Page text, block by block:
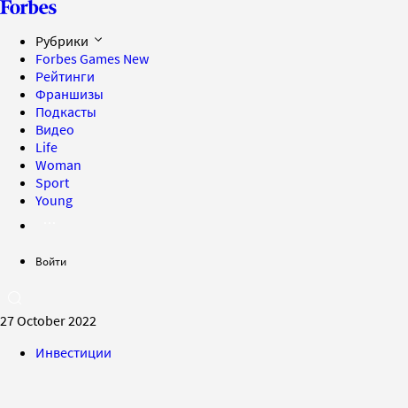
Рубрики
Forbes Games New
Рейтинги
Франшизы
Подкасты
Видео
Life
Woman
Sport
Young
Войти
27 October 2022
Инвестиции